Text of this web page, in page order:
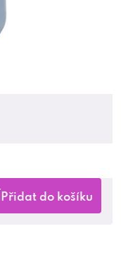
Přidat do košíku